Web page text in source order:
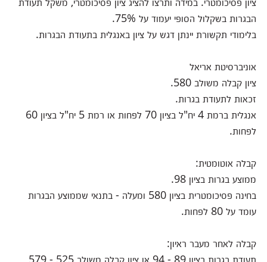
הבגרות בשקלול הסופי יעמוד על 75%.
בלימודי תקשורת יינתן דגש על ציון באנגלית בתעודת הבגרות.
אוניברסיטת אריאל
ציון קבלה משולב 580.
זכאות לתעודת בגרות.
אנגלית ברמת 4 יח"ל בציון 70 לפחות או רמת 5 יח"ל בציון 60
לפחות.
קבלה אוטומטית:
ממוצע בגרות בציון 98.
בחינה פסיכומטרית בציון 580 ומעלה - בתנאי שממוצע הבגרות
עומד על 80 לפחות.
קבלה לאחר מעבר ראיון: